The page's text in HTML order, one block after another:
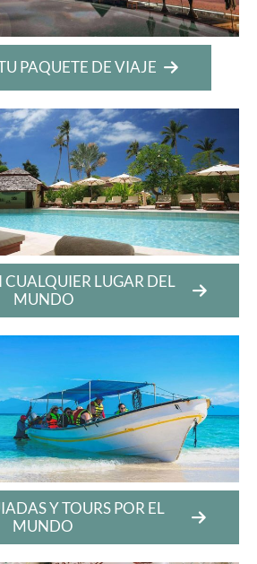
PAQUETE DE VIAJE
CUALQUIER LUGAR DEL
MUNDO
Y TOURS POR EL
MUNDO